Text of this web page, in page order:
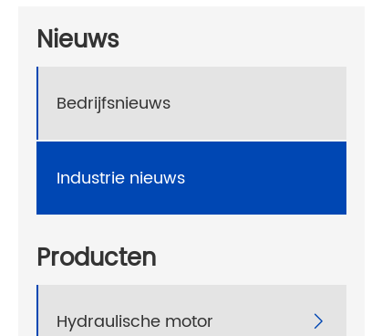
Nieuws
Bedrijfsnieuws
Industrie nieuws
Producten
Hydraulische motor 